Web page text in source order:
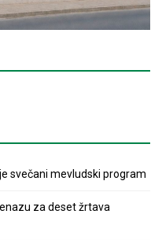
svečani mevludski program
za deset žrtava